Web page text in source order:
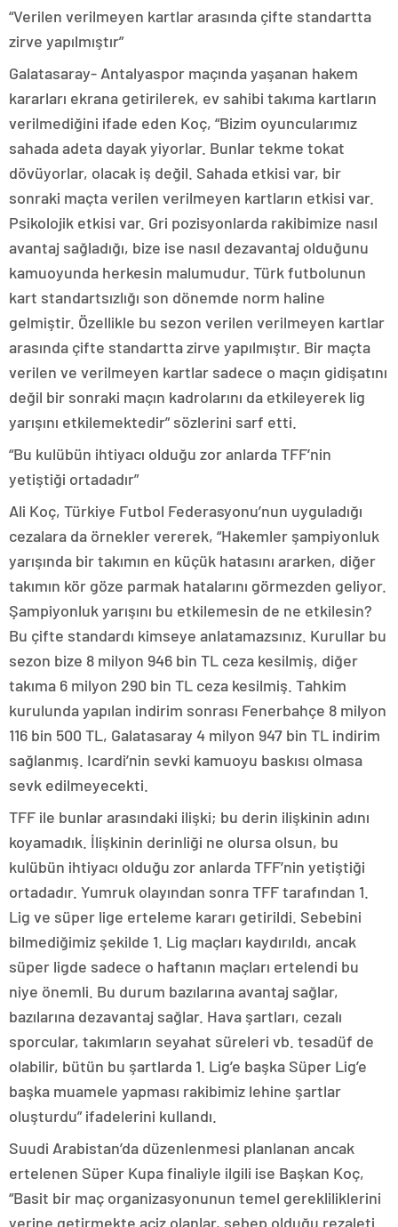
“Verilen verilmeyen kartlar arasında çifte standartta
zirve yapılmıştır”
Galatasaray- Antalyaspor maçında yaşanan hakem
kararları ekrana getirilerek, ev sahibi takıma kartların
verilmediğini ifade eden Koç, “Bizim oyuncularımız
sahada adeta dayak yiyorlar. Bunlar tekme tokat
dövüyorlar, olacak iş değil. Sahada etkisi var, bir
sonraki maçta verilen verilmeyen kartların etkisi var.
Psikolojik etkisi var. Gri pozisyonlarda rakibimize nasıl
avantaj sağladığı, bize ise nasıl dezavantaj olduğunu
kamuoyunda herkesin malumudur. Türk futbolunun
kart standartsızlığı son dönemde norm haline
gelmiştir. Özellikle bu sezon verilen verilmeyen kartlar
arasında çifte standartta zirve yapılmıştır. Bir maçta
verilen ve verilmeyen kartlar sadece o maçın gidişatını
değil bir sonraki maçın kadrolarını da etkileyerek lig
yarışını etkilemektedir” sözlerini sarf etti.
“Bu kulübün ihtiyacı olduğu zor anlarda TFF’nin
yetiştiği ortadadır”
Ali Koç, Türkiye Futbol Federasyonu’nun uyguladığı
cezalara da örnekler vererek, “Hakemler şampiyonluk
yarışında bir takımın en küçük hatasını ararken, diğer
takımın kör göze parmak hatalarını görmezden geliyor.
Şampiyonluk yarışını bu etkilemesin de ne etkilesin?
Bu çifte standardı kimseye anlatamazsınız. Kurullar bu
sezon bize 8 milyon 946 bin TL ceza kesilmiş, diğer
takıma 6 milyon 290 bin TL ceza kesilmiş. Tahkim
kurulunda yapılan indirim sonrası Fenerbahçe 8 milyon
116 bin 500 TL, Galatasaray 4 milyon 947 bin TL indirim
sağlanmış. Icardi’nin sevki kamuoyu baskısı olmasa
sevk edilmeyecekti.
TFF ile bunlar arasındaki ilişki; bu derin ilişkinin adını
koyamadık. İlişkinin derinliği ne olursa olsun, bu
kulübün ihtiyacı olduğu zor anlarda TFF’nin yetiştiği
ortadadır. Yumruk olayından sonra TFF tarafından 1.
Lig ve süper lige erteleme kararı getirildi. Sebebini
bilmediğimiz şekilde 1. Lig maçları kaydırıldı, ancak
süper ligde sadece o haftanın maçları ertelendi bu
niye önemli. Bu durum bazılarına avantaj sağlar,
bazılarına dezavantaj sağlar. Hava şartları, cezalı
sporcular, takımların seyahat süreleri vb. tesadüf de
olabilir, bütün bu şartlarda 1. Lig’e başka Süper Lig’e
başka muamele yapması rakibimiz lehine şartlar
oluşturdu” ifadelerini kullandı.
Suudi Arabistan’da düzenlenmesi planlanan ancak
ertelenen Süper Kupa finaliyle ilgili ise Başkan Koç,
“Basit bir maç organizasyonunun temel gerekliliklerini
yerine getirmekte aciz olanlar, sebep olduğu rezaleti